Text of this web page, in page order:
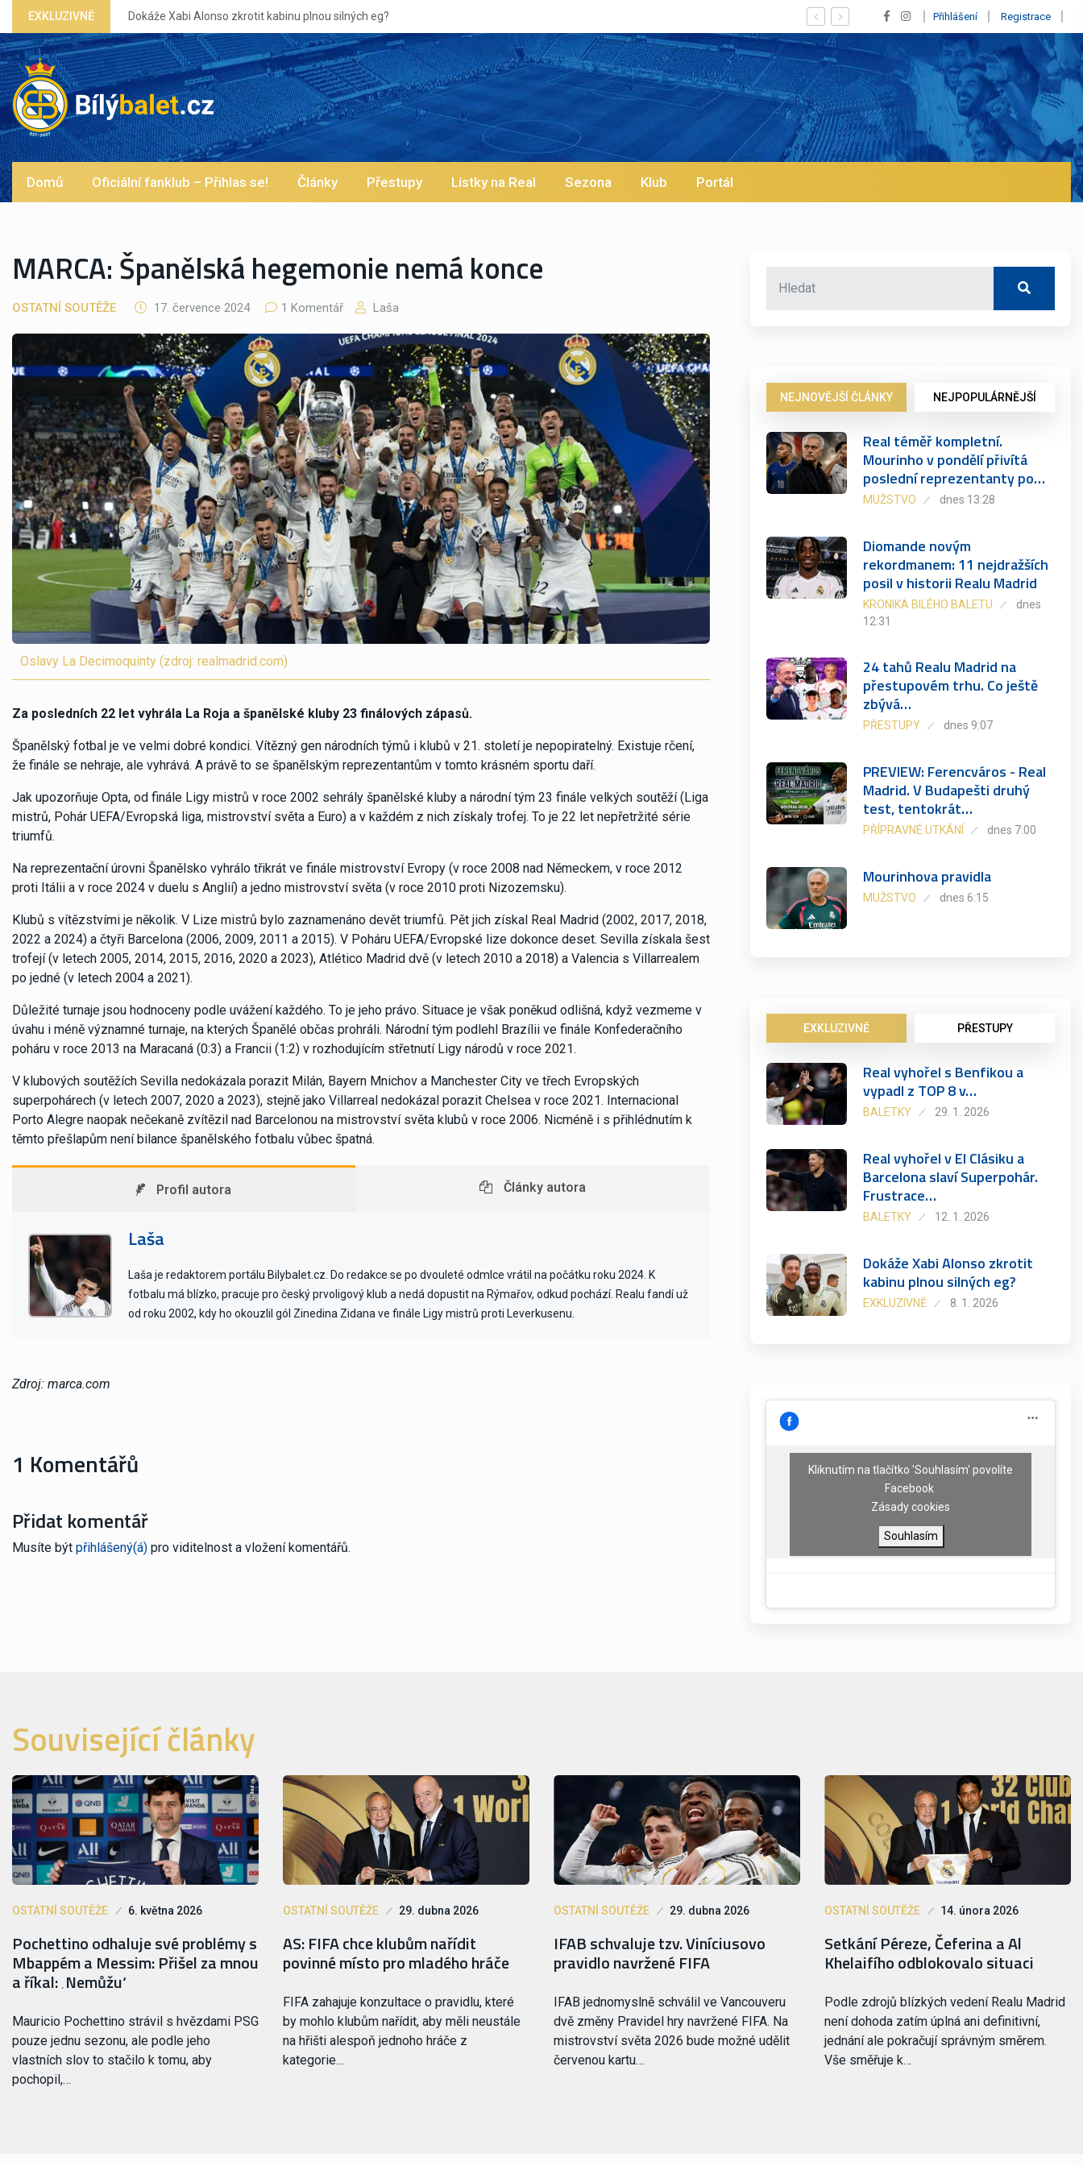
EXKLUZIVNĚ
Dokáže Xabi Alonso zkrotit kabinu plnou silných eg? Vypískaný Vinícius! Blíží se jeho odchod z Realu a pustí se
Přihlášení Registrace
Domů Oficiální fanklub – Přihlas se! Články Přestupy Lístky na Real Sezona Klub Portál
MARCA: Španělská hegemonie nemá konce
OSTATNÍ SOUTĚŽE 17. července 2024 1 Komentář Laša
Oslavy La Decimoquinty (zdroj: realmadrid.com)
Za posledních 22 let vyhrála La Roja a španělské kluby 23 finálových zápasů.
Španělský fotbal je ve velmi dobré kondici. Vítězný gen národních týmů i klubů v 21. století je nepopiratelný. Existuje rčení,
že finále se nehraje, ale vyhrává. A právě to se španělským reprezentantům v tomto krásném sportu daří.
Jak upozorňuje Opta, od finále Ligy mistrů v roce 2002 sehrály španělské kluby a národní tým 23 finále velkých soutěží (Liga
mistrů, Pohár UEFA/Evropská liga, mistrovství světa a Euro) a v každém z nich získaly trofej. To je 22 let nepřetržité série
triumfů.
Na reprezentační úrovni Španělsko vyhrálo třikrát ve finále mistrovství Evropy (v roce 2008 nad Německem, v roce 2012
proti Itálii a v roce 2024 v duelu s Anglií) a jedno mistrovství světa (v roce 2010 proti Nizozemsku).
Klubů s vítězstvími je několik. V Lize mistrů bylo zaznamenáno devět triumfů. Pět jich získal Real Madrid (2002, 2017, 2018,
2022 a 2024) a čtyři Barcelona (2006, 2009, 2011 a 2015). V Poháru UEFA/Evropské lize dokonce deset. Sevilla získala šest
trofejí (v letech 2005, 2014, 2015, 2016, 2020 a 2023), Atlético Madrid dvě (v letech 2010 a 2018) a Valencia s Villarrealem
po jedné (v letech 2004 a 2021).
Důležité turnaje jsou hodnoceny podle uvážení každého. To je jeho právo. Situace je však poněkud odlišná, když vezmeme v
úvahu i méně významné turnaje, na kterých Španělé občas prohráli. Národní tým podlehl Brazílii ve finále Konfederačního
poháru v roce 2013 na Maracaná (0:3) a Francii (1:2) v rozhodujícím střetnutí Ligy národů v roce 2021.
V klubových soutěžích Sevilla nedokázala porazit Milán, Bayern Mnichov a Manchester City ve třech Evropských
superpohárech (v letech 2007, 2020 a 2023), stejně jako Villarreal nedokázal porazit Chelsea v roce 2021. Internacional
Porto Alegre naopak nečekaně zvítězil nad Barcelonou na mistrovství světa klubů v roce 2006. Nicméně i s přihlédnutím k
těmto přešlapům není bilance španělského fotbalu vůbec špatná.
Profil autora Články autora
Laša
Laša je redaktorem portálu Bilybalet.cz. Do redakce se po dvouleté odmlce vrátil na počátku roku 2024. K
fotbalu má blízko, pracuje pro český prvoligový klub a nedá dopustit na Rýmařov, odkud pochází. Realu fandí už
od roku 2002, kdy ho okouzlil gól Zinedina Zidana ve finále Ligy mistrů proti Leverkusenu.
Zdroj: marca.com
1 Komentářů
Přidat komentář
Musíte být přihlášený(á) pro viditelnost a vložení komentářů.
NEJNOVĚJŠÍ ČLÁNKY NEJPOPULÁRNĚJŠÍ
Real téměř kompletní.
Mourinho v pondělí přivítá
poslední reprezentanty po…
MUŽSTVO dnes 13:28
Diomande novým
rekordmanem: 11 nejdražších
posil v historii Realu Madrid
KRONIKA BILÉHO BALETU
dnes
12:31
24 tahů Realu Madrid na
přestupovém trhu. Co ještě
zbývá…
PŘESTUPY dnes 9:07
PREVIEW: Ferencváros - Real
Madrid. V Budapešti druhý
test, tentokrát…
PŘÍPRAVNÉ UTKÁNÍ dnes 7:00
Mourinhova pravidla
MUŽSTVO dnes 6:15
EXKLUZIVNĚ PŘESTUPY
Real vyhořel s Benfikou a
vypadl z TOP 8 v…
BALETKY 29. 1. 2026
Real vyhořel v El Clásiku a
Barcelona slaví Superpohár.
Frustrace…
BALETKY 12. 1. 2026
Dokáže Xabi Alonso zkrotit
kabinu plnou silných eg?
EXKLUZIVNĚ 8. 1. 2026
Kliknutím na tlačítko 'Souhlasím' povolíte
Facebook
Zásady cookies
Souhlasím
Související články
OSTATNÍ SOUTĚŽE 6. května 2026
Pochettino odhaluje své problémy s
Mbappém a Messim: Přišel za mnou
a říkal: ‚Nemůžu‘
Mauricio Pochettino strávil s hvězdami PSG
pouze jednu sezonu, ale podle jeho
vlastních slov to stačilo k tomu, aby
pochopil,…
OSTATNÍ SOUTĚŽE 29. dubna 2026
AS: FIFA chce klubům nařídit
povinné místo pro mladého hráče
FIFA zahajuje konzultace o pravidlu, které
by mohlo klubům nařídit, aby měli neustále
na hřišti alespoň jednoho hráče z
kategorie…
OSTATNÍ SOUTĚŽE 29. dubna 2026
IFAB schvaluje tzv. Viníciusovo
pravidlo navržené FIFA
IFAB jednomyslně schválil ve Vancouveru
dvě změny Pravidel hry navržené FIFA. Na
mistrovství světa 2026 bude možné udělit
červenou kartu…
OSTATNÍ SOUTĚŽE 14. února 2026
Setkání Péreze, Čeferina a Al
Khelaifího odblokovalo situaci
Podle zdrojů blízkých vedení Realu Madrid
není dohoda zatím úplná ani definitivní,
jednání ale pokračují správným směrem.
Vše směřuje k…